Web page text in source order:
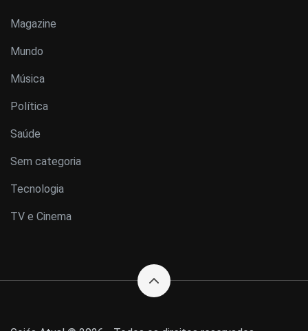
Magazine
Mundo
Música
Política
Saúde
Sem categoria
Tecnologia
TV e Cinema